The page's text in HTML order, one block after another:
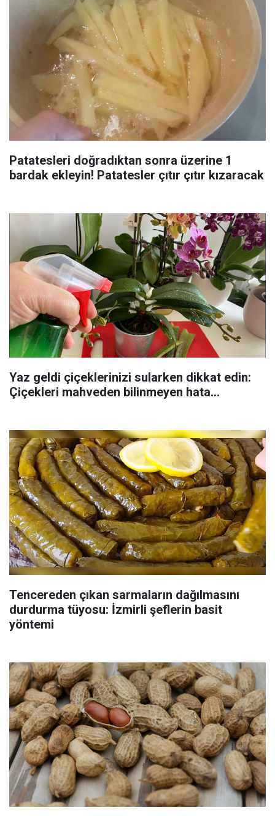
Patatesleri doğradıktan sonra üzerine 1
bardak ekleyin! Patatesler çıtır çıtır kızaracak
Yaz geldi çiçeklerinizi sularken dikkat edin:
Çiçekleri mahveden bilinmeyen hata...
Tencereden çıkan sarmaların dağılmasını
durdurma tüyosu: İzmirli şeflerin basit
yöntemi